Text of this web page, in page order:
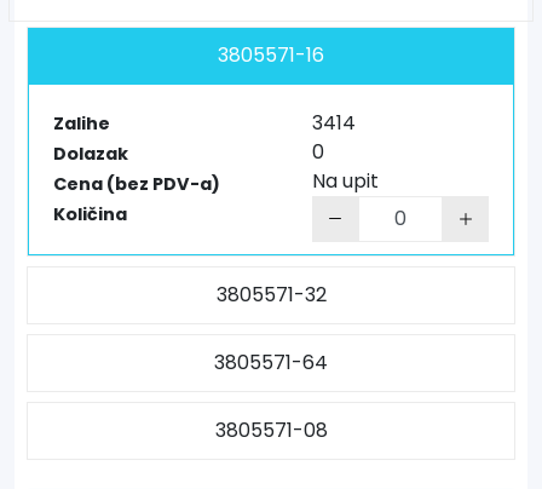
3805571-16
Zalihe
Dolazak
Cena (bez PDV-a)
Količina
3414
0
Na upit
3805571-32
3805571-64
3805571-08